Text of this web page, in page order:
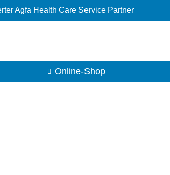
Agfa Health Care Service Partner
Online-Shop